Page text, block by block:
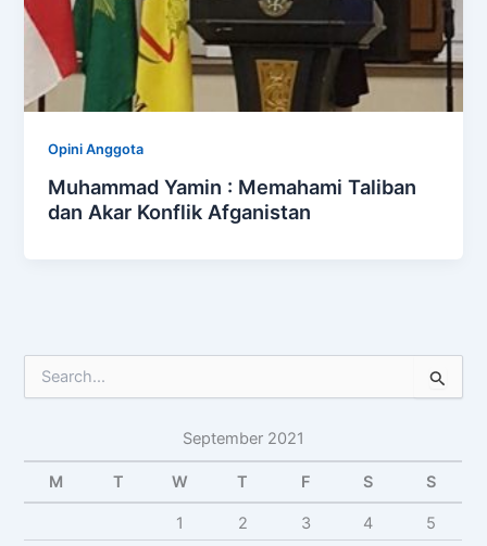
Opini Anggota
Muhammad Yamin : Memahami Taliban
dan Akar Konflik Afganistan
e
c
f
September 2021
M T W T F S S
1 2 3 4
5